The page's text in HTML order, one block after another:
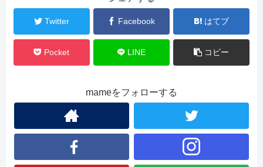
Twitter Facebook はてブ
Pocket LINE コピー
mameをフォローする